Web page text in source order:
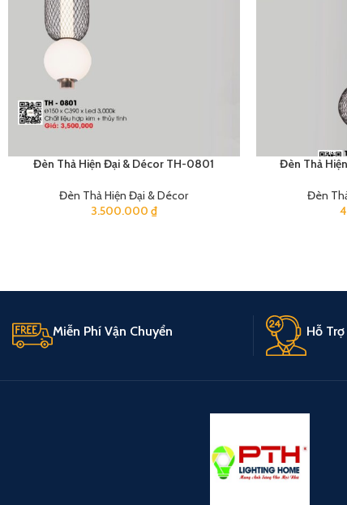
Đèn Thả Hiện Đại & Décor TH-0801
Đèn Thả Hiện Đại & Décor
3.500.000 ₫
Đèn Thả
Đèn
Miễn Phí Vận Chuyển Hỗ